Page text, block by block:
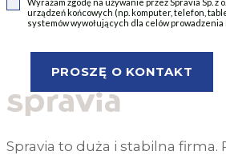
urządzeń końcowych (np. komputer, telefon,
systemów wywołujących dla celów
Spravia to duża i stabilna firma.